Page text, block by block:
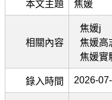
本文主題 焦媛
相關內容
焦媛j
焦媛高
焦媛實
錄入時間 2026-